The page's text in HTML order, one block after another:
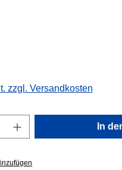
zzgl. Versandkosten
Gib den In